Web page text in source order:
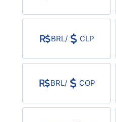
USD/CAD
Bitcoin/USD
BRL/ CLP
BRL/ COP